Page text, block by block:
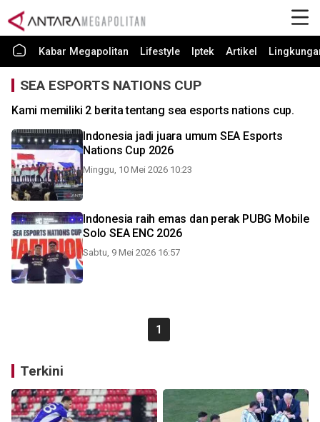
Kabar Megapolitan Lifestyle Iptek Artikel
SEA ESPORTS NATIONS CUP
Kami memiliki 2 berita tentang sea esports nations cup.
Indonesia jadi juara umum SEA Esports
Nations Cup 2026
Minggu, 10 Mei 2026 10:23
Indonesia raih emas dan perak PUBG Mobile
Solo SEA ENC 2026
Sabtu, 9 Mei 2026 16:57
1
Terkini